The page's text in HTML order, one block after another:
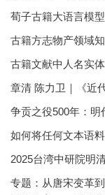
荀子古籍大语言模
古籍方志物产领域
古籍文献中人名实
章清 陈力卫｜《近
争贡之役500年：
如何将任何文本语
2025台湾中研院明
专题：从唐宋变革